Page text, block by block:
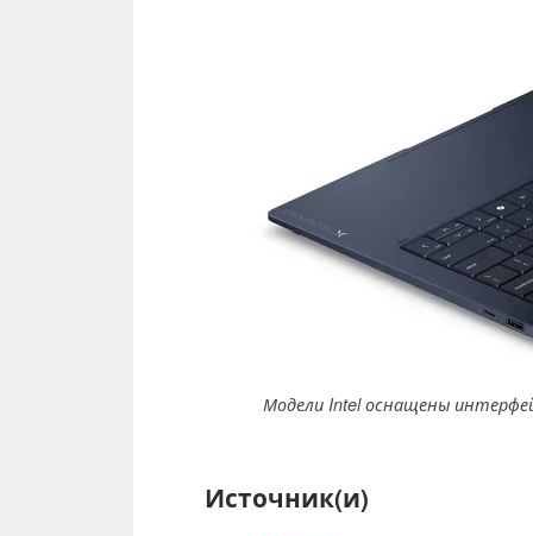
Модели Intel оснащены
Источник(и)